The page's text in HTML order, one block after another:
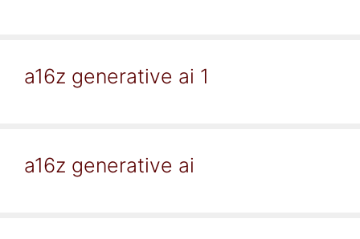
a16z generative ai 1
a16z generative ai